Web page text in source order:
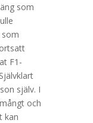
som
F1-
själv. I
och
kan